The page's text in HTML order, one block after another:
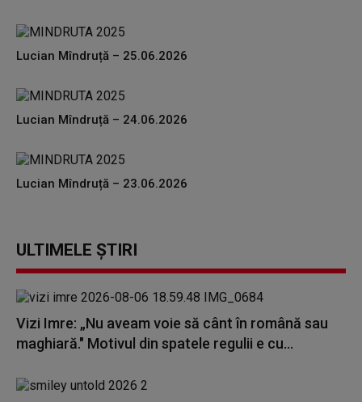
Lucian Mîndruță – 25.06.2026
Lucian Mîndruță – 24.06.2026
Lucian Mîndruță – 23.06.2026
ULTIMELE ȘTIRI
Vizi Imre: „Nu aveam voie să cânt în română sau
maghiară." Motivul din spatele regulii e cu...